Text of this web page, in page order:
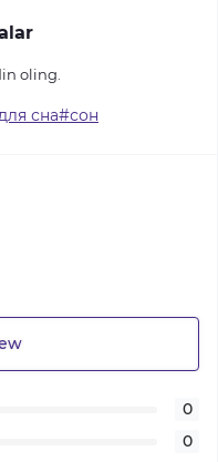
oling.
сна#сон
0
0